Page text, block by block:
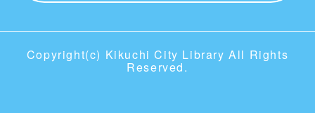
Copyright(c) Kikuchi City Library All Rights
Reserved.